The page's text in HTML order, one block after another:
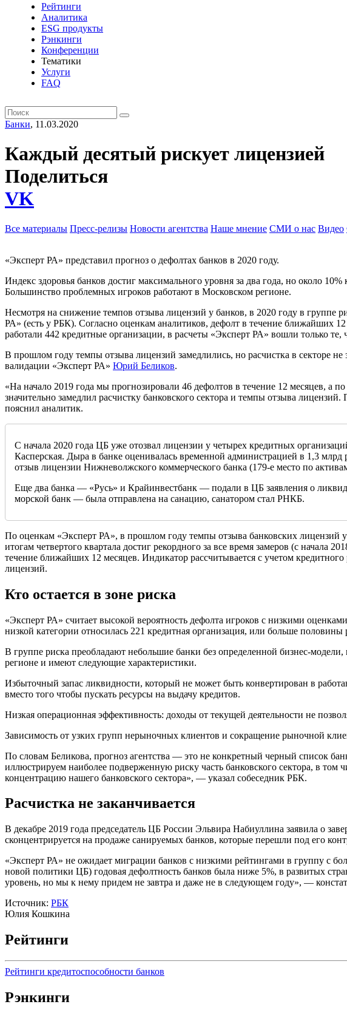
Рейтинги
Аналитика
ESG продукты
Рэнкинги
Конференции
Тематики
Услуги
FAQ
Банки, 11.03.2020
Каждый десятый рискует лицензией
Поделиться
VK
Все материалы Пресс-релизы Новости агентства Наше мнение СМИ о нас Видео
«Эксперт РА» представил прогноз о дефолтах банков в 2020 году.
Индекс здоровья банков достиг максимального уровня за два года, но около
Большинство проблемных игроков работают в Московском регионе.
Несмотря на снижение темпов отзыва лицензий у банков, в 2020 году в группе
РА» (есть у РБК). Согласно оценкам аналитиков, дефолт в течение ближайших
работали 442 кредитные организации, в расчеты «Эксперт РА» вошли только те,
В прошлом году темпы отзыва лицензий замедлились, но расчистка в секторе
валидации «Эксперт РА» Юрий Беликов.
«На начало 2019 года мы прогнозировали 46 дефолтов в течение 12 месяцев, а
значительно замедлил расчистку банковского сектора и темпы отзыва
пояснил аналитик.
С начала 2020 года ЦБ уже отозвал лицензии у четырех кредитных
Касперская. Дыра в банке оценивалась временной администрацией в 1,3
отзыв лицензии Нижневолжского коммерческого банка (179-е место по
Еще два банка — «Русь» и Крайинвестбанк — подали в ЦБ заявления о
морской банк — была отправлена на санацию, санатором стал РНКБ.
По оценкам «Эксперт РА», в прошлом году темпы отзыва банковских лицензий
итогам четвертого квартала достиг рекордного за все время замеров (с
течение ближайших 12 месяцев. Индикатор рассчитывается с учетом
лицензий.
Кто остается в зоне риска
«Эксперт РА» считает высокой вероятность дефолта игроков с низкими
низкой категории относилась 221 кредитная организация, или больше половины
В группе риска преобладают небольшие банки без определенной бизнес-
регионе и имеют следующие характеристики.
Избыточный запас ликвидности, который не может быть конвертирован в
вместо того чтобы пускать ресурсы на выдачу кредитов.
Низкая операционная эффективность: доходы от текущей деятельности не
Зависимость от узких групп нерыночных клиентов и сокращение рыночной
По словам Беликова, прогноз агентства — это не конкретный черный список
иллюстрируем наиболее подверженную риску часть банковского сектора, в
концентрацию нашего банковского сектора», — указал собеседник РБК.
Расчистка не заканчивается
В декабре 2019 года председатель ЦБ России Эльвира Набиуллина заявила о
сконцентрируется на продаже санируемых банков, которые перешли под его
«Эксперт РА» не ожидает миграции банков с низкими рейтингами в группу с
новой политики ЦБ) годовая дефолтность банков была ниже 5%, в развитых
уровень, но мы к нему придем не завтра и даже не в следующем году», —
Источник: РБК
Юлия Кошкина
Рейтинги
Рейтинги кредитоспособности банков
Рэнкинги